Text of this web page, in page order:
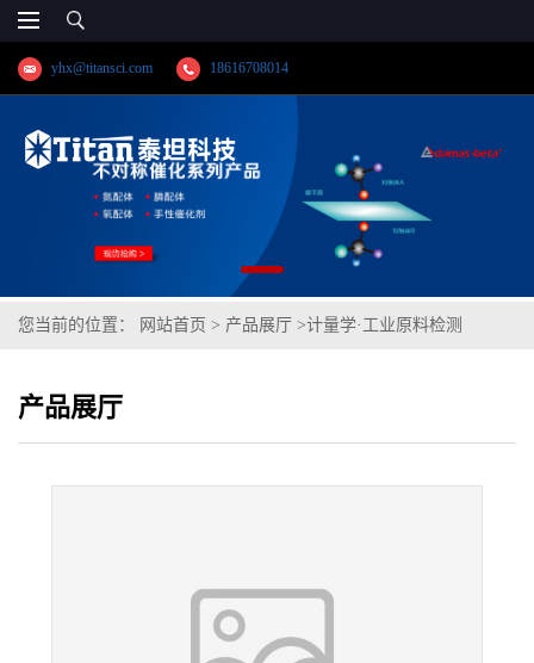
yhx@titansci.com 18616708014
您当前的位置： 网站首页 > 产品展厅 >计量学·工业原料检测
产品展厅